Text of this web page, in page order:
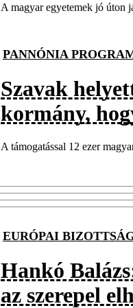
A magyar egyetemek jó úton
PANNÓNIA
Szavak
kormány,
A támogatással 12 ezer
EURÓPAI
Hankó
az szerepel